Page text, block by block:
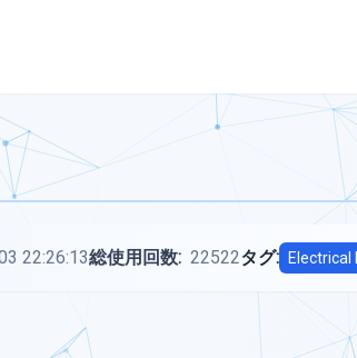
22:26:13総使用回数: 22522タグ: Electrical